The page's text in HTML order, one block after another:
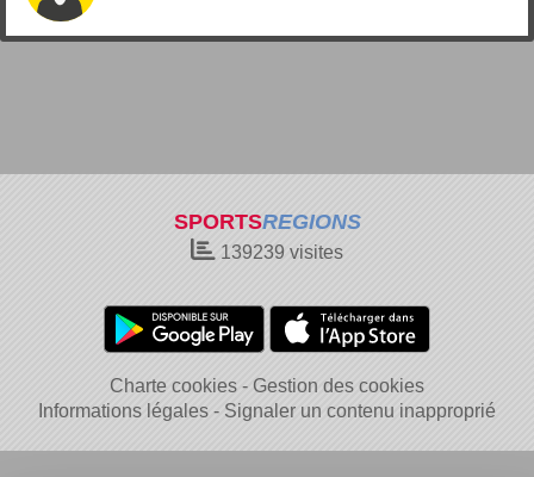
SPORTSREGIONS
139239 visites
Charte cookies
Gestion des cookies
Informations légales
Signaler un contenu inapproprié